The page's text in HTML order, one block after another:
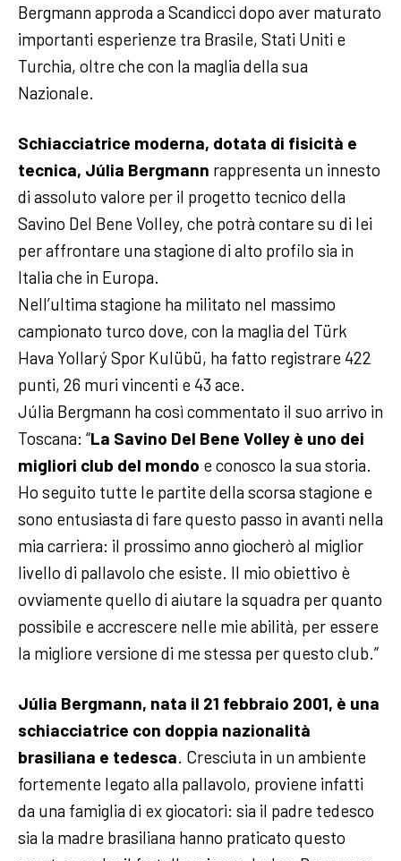
Bergmann approda a Scandicci dopo aver maturato
importanti esperienze tra Brasile, Stati Uniti e
Turchia, oltre che con la maglia della sua
Nazionale.
Schiacciatrice moderna, dotata di fisicità e
tecnica, Júlia Bergmann rappresenta un innesto
di assoluto valore per il progetto tecnico della
Savino Del Bene Volley, che potrà contare su di lei
per affrontare una stagione di alto profilo sia in
Italia che in Europa.
Nell’ultima stagione ha militato nel massimo
campionato turco dove, con la maglia del Türk
Hava Yollarý Spor Kulübü, ha fatto registrare 422
punti, 26 muri vincenti e 43 ace.
Júlia Bergmann ha così commentato il suo arrivo in
Toscana: “La Savino Del Bene Volley è uno dei
migliori club del mondo e conosco la sua storia.
Ho seguito tutte le partite della scorsa stagione e
sono entusiasta di fare questo passo in avanti nella
mia carriera: il prossimo anno giocherò al miglior
livello di pallavolo che esiste. Il mio obiettivo è
ovviamente quello di aiutare la squadra per quanto
possibile e accrescere nelle mie abilità, per essere
la migliore versione di me stessa per questo club.”
Júlia Bergmann, nata il 21 febbraio 2001, è una
schiacciatrice con doppia nazionalità
brasiliana e tedesca. Cresciuta in un ambiente
fortemente legato alla pallavolo, proviene infatti
da una famiglia di ex giocatori: sia il padre tedesco
sia la madre brasiliana hanno praticato questo